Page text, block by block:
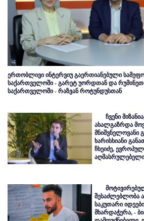
ერთობლივი ინტერვიუ გაერთიანებული
საქართველოში - გარეტ უორდთან და
საქართველოში - რაზვან როტუნდუსთან
ჩვენი
ახალგაზრდა
მნიშვნელოვანი
ხარისხიანი
ჩხეიძე,
შესაძლებლობა
საკუთარი
მხარდაჭერა, -